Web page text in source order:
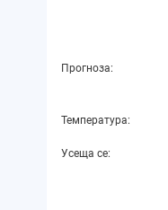
Прогноза:
Температура:
Усеща се: